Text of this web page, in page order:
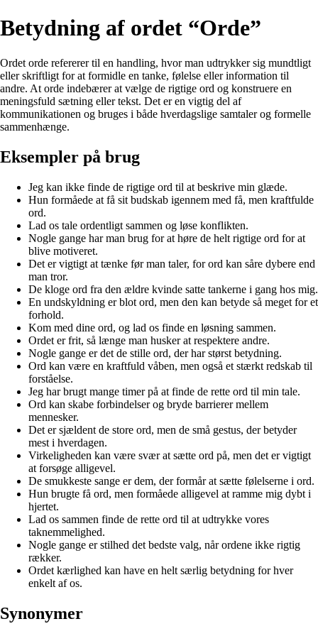
Betydning af ordet “Orde”
Ordet orde refererer til en handling, hvor man udtrykker sig mundtligt
eller skriftligt for at formidle en tanke, følelse eller information til
andre. At orde indebærer at vælge de rigtige ord og konstruere en
meningsfuld sætning eller tekst. Det er en vigtig del af
kommunikationen og bruges i både hverdagslige samtaler og formelle
sammenhænge.
Eksempler på brug
Jeg kan ikke finde de rigtige ord til at beskrive min glæde.
Hun formåede at få sit budskab igennem med få, men kraftfulde
ord.
Lad os tale ordentligt sammen og løse konflikten.
Nogle gange har man brug for at høre de helt rigtige ord for at
blive motiveret.
Det er vigtigt at tænke før man taler, for ord kan såre dybere end
man tror.
De kloge ord fra den ældre kvinde satte tankerne i gang hos mig.
En undskyldning er blot ord, men den kan betyde så meget for et
forhold.
Kom med dine ord, og lad os finde en løsning sammen.
Ordet er frit, så længe man husker at respektere andre.
Nogle gange er det de stille ord, der har størst betydning.
Ord kan være en kraftfuld våben, men også et stærkt redskab til
forståelse.
Jeg har brugt mange timer på at finde de rette ord til min tale.
Ord kan skabe forbindelser og bryde barrierer mellem
mennesker.
Det er sjældent de store ord, men de små gestus, der betyder
mest i hverdagen.
Virkeligheden kan være svær at sætte ord på, men det er vigtigt
at forsøge alligevel.
De smukkeste sange er dem, der formår at sætte følelserne i ord.
Hun brugte få ord, men formåede alligevel at ramme mig dybt i
hjertet.
Lad os sammen finde de rette ord til at udtrykke vores
taknemmelighed.
Nogle gange er stilhed det bedste valg, når ordene ikke rigtig
rækker.
Ordet kærlighed kan have en helt særlig betydning for hver
enkelt af os.
Synonymer